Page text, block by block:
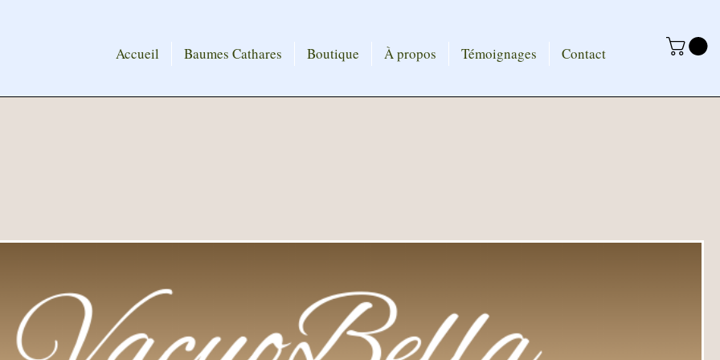
Accueil Baumes Cathares Boutique À propos Témoignages Contact